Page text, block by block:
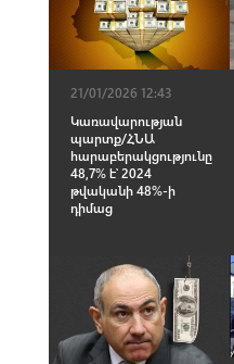
21/01/2026 12:43
Կառավարության
պարտք/ՀՆԱ
հարաբերակցությունը
48,7% է՝ 2024
թվականի 48%-ի
դիմաց